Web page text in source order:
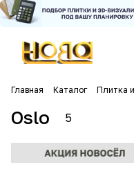
Главная Каталог Плитка
Oslo 5